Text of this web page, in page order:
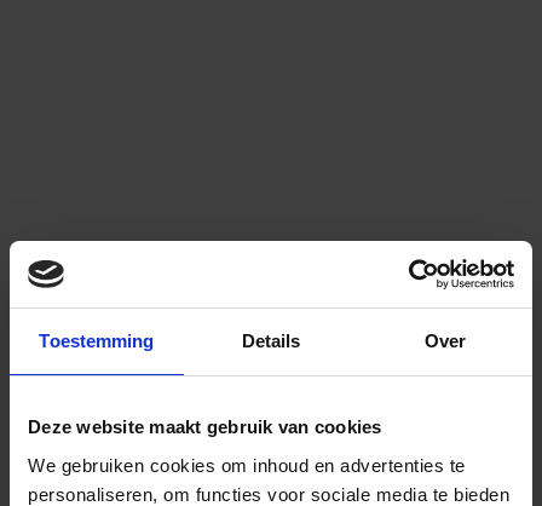
Toestemming Details Over
Deze website maakt gebruik van cookies
We gebruiken cookies om inhoud en advertenties te
personaliseren, om functies voor sociale media te bieden